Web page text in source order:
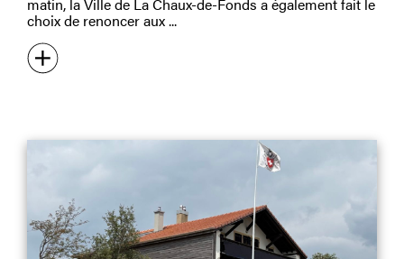
choix de renoncer aux